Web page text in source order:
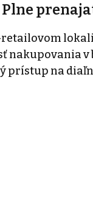
nakupovania v
prístup na